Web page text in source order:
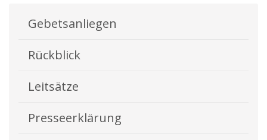
Gebetsanliegen
Rückblick
Leitsätze
Presseerklärung